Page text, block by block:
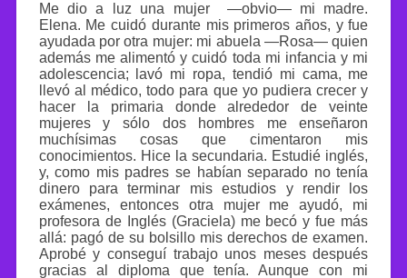
Me dio a luz una mujer —obvio— mi madre.
Elena. Me cuidó durante mis primeros años, y fue
ayudada por otra mujer: mi abuela —Rosa— quien
además me alimentó y cuidó toda mi infancia y mi
adolescencia; lavó mi ropa, tendió mi cama, me
llevó al médico, todo para que yo pudiera crecer y
hacer la primaria donde alrededor de veinte
mujeres y sólo dos hombres me enseñaron
muchísimas cosas que cimentaron mis
conocimientos. Hice la secundaria. Estudié inglés,
y, como mis padres se habían separado no tenía
dinero para terminar mis estudios y rendir los
exámenes, entonces otra mujer me ayudó, mi
profesora de Inglés (Graciela) me becó y fue más
allá: pagó de su bolsillo mis derechos de examen.
Aprobé y conseguí trabajo unos meses después
gracias al diploma que tenía. Aunque con mi